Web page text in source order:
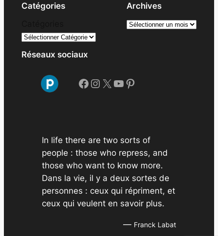
Catégories
Archives
A
v
Réseaux sociaux
Facebook Instagram X YouTube Pinterest
In life there are two sorts of
people : those who repress, and
those who want to know more.
Dans la vie, il y a deux sortes de
personnes : ceux qui répriment, et
ceux qui veulent en savoir plus.
— Franck Labat